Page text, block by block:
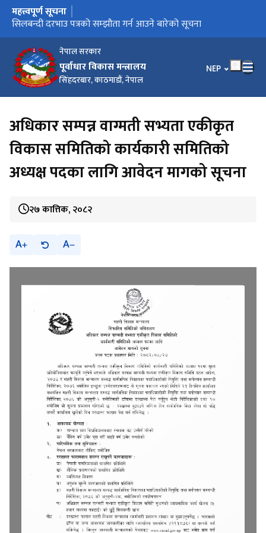
नेपाल सरकार
पूर्वाधार विकास मन्त्रालय
सिंहदरबार, काठमाडौं, नेपाल
भाषा चयन गर्नुहोस्
NEP
मुख्य नेभिगेसनमा जानुहोस्
महत्त्वपूर्ण सूचना
प्रेस विज्ञप्ति (प्रकाशन मिति : २०८३-०१-१३)
प्रेस विज्ञप्ति (प्रकाशन मिति : २०८३-०१-११)
सिलबन्दी दरभाउ पत्रको सम्झौता गर्न आउने बारेको सूचना
गुनासो हटलाइन सेवा सञ्‍चालन सम्बन्धी सूचना
हराएका/चोरी भएका जिन्सी सामानहरूका बारे सार्वजनिक सूचना
अधिकार सम्पन्न वाग्मती सभ्यता एकीकृत
विकास समितिको कार्यकारी समितिको
अध्यक्ष पदका लागि आवेदन मागको सूचना
२७ कात्तिक, २०८२
A A